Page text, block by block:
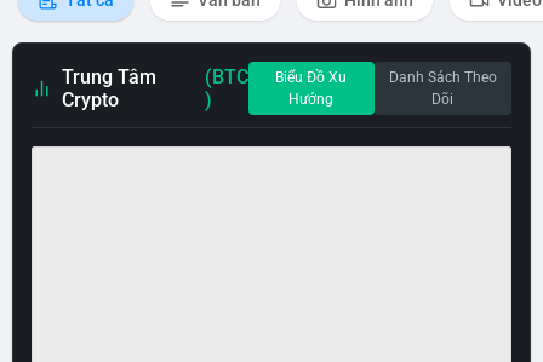
Trung Tâm
Crypto
(BTC
)
Biểu Đồ Xu
Hướng
Danh Sách Theo
Dõi